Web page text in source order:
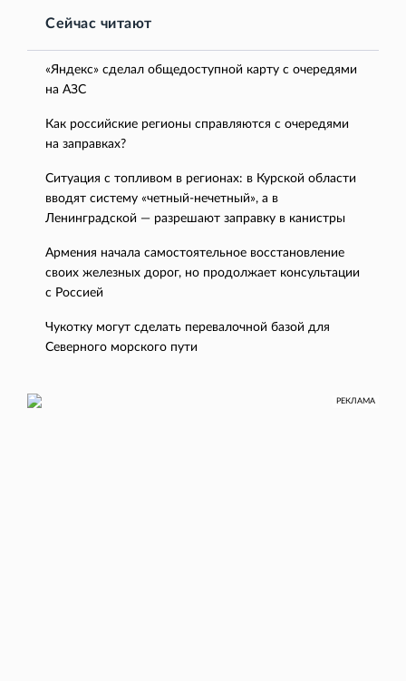
Сейчас читают
«Яндекс» сделал общедоступной карту с очередями
на АЗС
Как российские регионы справляются с очередями
на заправках?
Ситуация с топливом в регионах: в Курской области
вводят систему «четный-нечетный», а в
Ленинградской — разрешают заправку в канистры
Армения начала самостоятельное восстановление
своих железных дорог, но продолжает консультации
с Россией
Чукотку могут сделать перевалочной базой для
Северного морского пути
РЕКЛАМА